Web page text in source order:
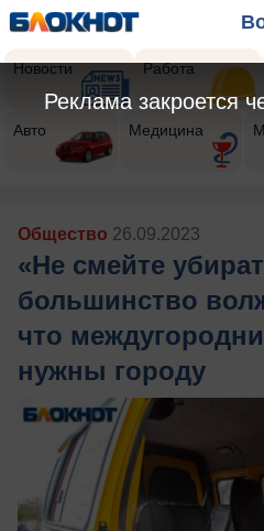
Новости Работа
Авто Медицина
Общество 26.09.2023
«Не смейте
большинство
что
нужны городу
Реклама закроется